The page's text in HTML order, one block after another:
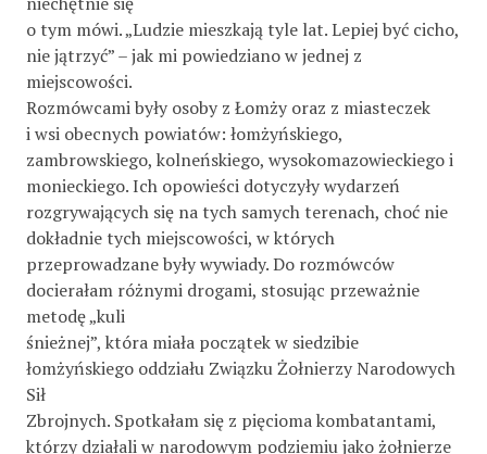
o tym mówi. „Ludzie mieszkają tyle lat. Lepiej być cicho,
nie jątrzyć” – jak mi powiedziano w jednej z
miejscowości.
Rozmówcami były osoby z Łomży oraz z miasteczek
i wsi obecnych powiatów: łomżyńskiego,
zambrowskiego, kolneńskiego, wysokomazowieckiego i
monieckiego. Ich opowieści dotyczyły wydarzeń
rozgrywających się na tych samych terenach, choć nie
dokładnie tych miejscowości, w których
przeprowadzane były wywiady. Do rozmówców
docierałam różnymi drogami, stosując przeważnie
metodę „kuli
śnieżnej”, która miała początek w siedzibie
łomżyńskiego oddziału Związku Żołnierzy Narodowych
Sił
Zbrojnych. Spotkałam się z pięcioma kombatantami,
którzy działali w narodowym podziemiu jako żołnierze